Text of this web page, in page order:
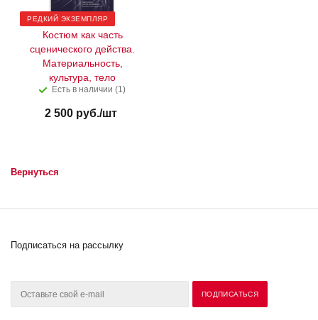
РЕДКИЙ ЭКЗЕМПЛЯР
Костюм как часть
сценического действа.
Материальность,
культура, тело
Есть в наличии (1)
2 500 руб./шт
Вернуться
Подписаться на рассылку